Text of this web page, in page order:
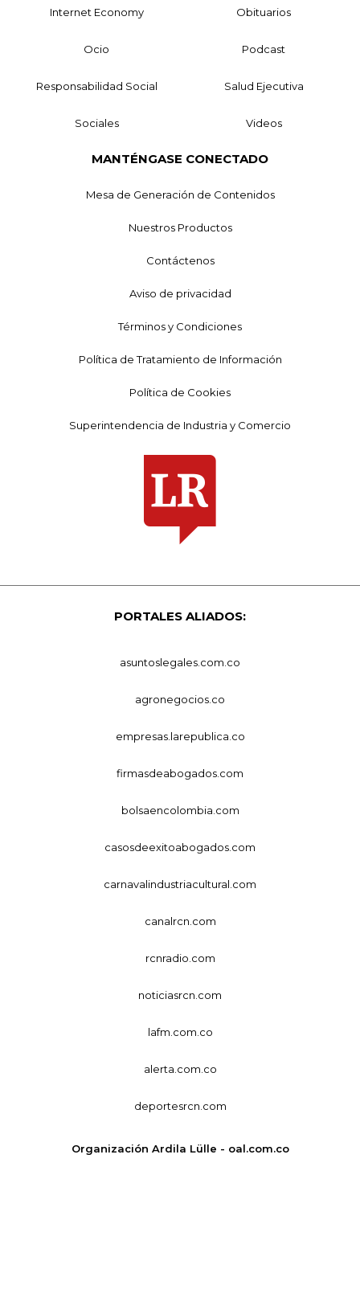
Internet Economy Obituarios
Ocio Podcast
Responsabilidad Social Salud Ejecutiva
Sociales Videos
MANTÉNGASE CONECTADO
Mesa de Generación de Contenidos
Nuestros Productos
Contáctenos
Aviso de privacidad
Términos y Condiciones
Política de Tratamiento de Información
Política de Cookies
Superintendencia de Industria y Comercio
PORTALES ALIADOS:
asuntoslegales.com.co
agronegocios.co
empresas.larepublica.co
firmasdeabogados.com
bolsaencolombia.com
casosdeexitoabogados.com
carnavalindustriacultural.com
canalrcn.com
rcnradio.com
noticiasrcn.com
lafm.com.co
alerta.com.co
deportesrcn.com
Organización Ardila Lülle - oal.com.co